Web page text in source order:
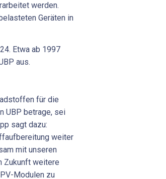
werden.
Geräten in
für die
UBP betrage, sei
sagt dazu:
weiter
mit unseren
Zukunft weitere
Modulen zu